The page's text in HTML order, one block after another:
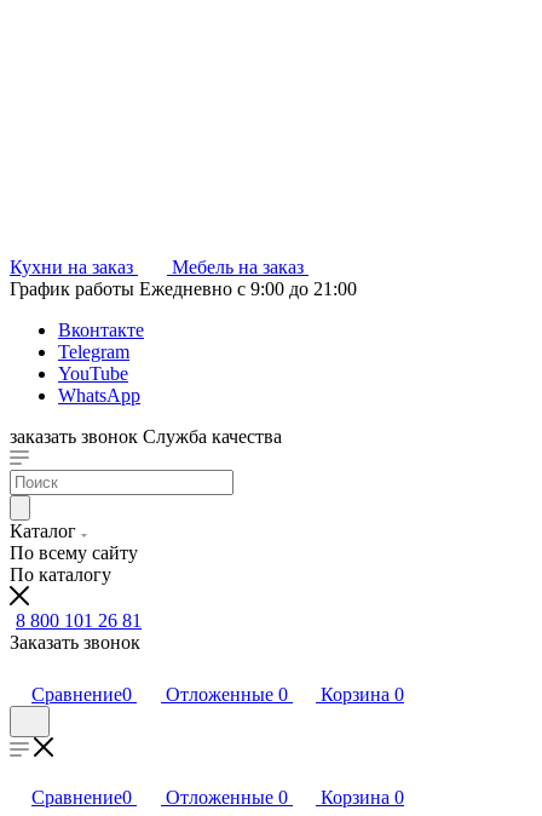
Кухни на заказ
Мебель на заказ
График работы Ежедневно с 9:00 до 21:00
Вконтакте
Telegram
YouTube
WhatsApp
заказать звонок Служба качества
Каталог
По всему сайту
По каталогу
8 800 101 26 81
Заказать звонок
Сравнение0 Отложенные 0 Корзина 0
Сравнение0 Отложенные 0 Корзина 0